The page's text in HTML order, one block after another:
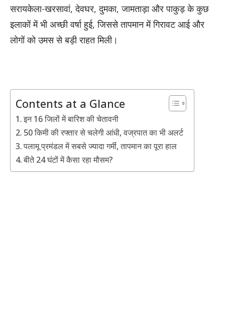
सरायकेला-खरसावां, देवघर, दुमका, जामताड़ा और पाकुड़ के कुछ
इलाकों में भी अच्छी वर्षा हुई, जिससे तापमान में गिरावट आई और
लोगों को उमस से बड़ी राहत मिली।
Contents at a Glance
इन 16 जिलों में बारिश की चेतावनी
50 किमी की रफ्तार से चलेगी आंधी, वज्रपात का भी अलर्ट
पलामू प्रमंडल में सबसे ज्यादा गर्मी, तापमान का पूरा हाल
बीते 24 घंटों में कैसा रहा मौसम?